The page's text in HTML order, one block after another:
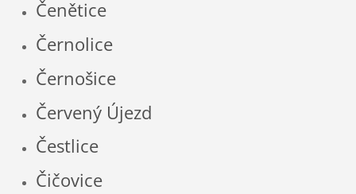
Čenětice
Černolice
Černošice
Červený Újezd
Čestlice
Čičovice